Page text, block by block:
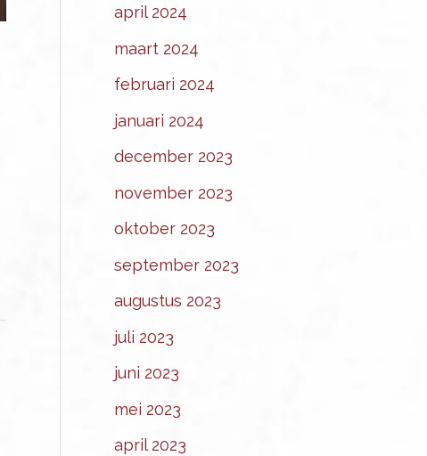
april 2024
maart 2024
februari 2024
januari 2024
december 2023
november 2023
oktober 2023
september 2023
augustus 2023
juli 2023
juni 2023
mei 2023
april 2023